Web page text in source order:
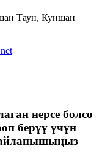
Таун, Куншан
нерсе болсо
берүү үчүн